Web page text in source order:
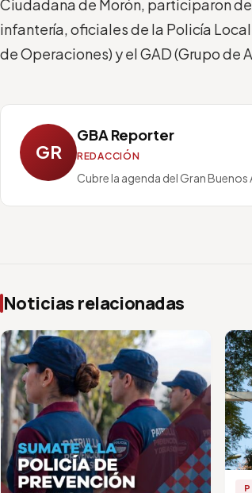
Ciudadana de Morón, participaron
infantería, oficiales de la Policía
de Operaciones) y el GAD (Grupo de
GR
GBA Reporter
REDACCIÓN
Cubre la agenda del Gran Buenos
Noticias relacionadas